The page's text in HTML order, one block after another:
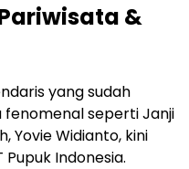
&
yang sudah
seperti Janji
Yovie Widianto, kini
Pupuk Indonesia.